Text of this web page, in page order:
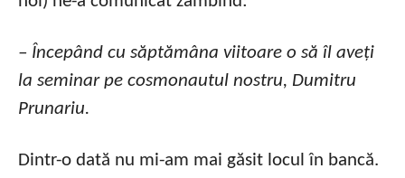
– Începând cu săptămâna viitoare o să îl aveți
la seminar pe cosmonautul nostru, Dumitru
Prunariu.
Dintr-o dată nu mi-am mai găsit locul în bancă.